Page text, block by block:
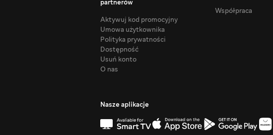
partnerów
Aktywuj kod promocyjny
Umowa użytkownika
Polityka prywatności
Dostępność
Usuń konto
O nas
Współpraca
Nasze aplikacje